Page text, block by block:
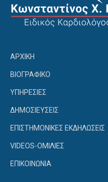
ΑΡΧΙΚΗ
ΒΙΟΓΡΑΦΙΚΟ
ΥΠΗΡΕΣΙΕΣ
ΔΗΜΟΣΙΕΥΣΕΙΣ
ΕΠΙΣΤΗΜΟΝΙΚΕΣ ΕΚΔΗΛΩΣΕΙΣ
VIDEOS-ΟΜΙΛΙΕΣ
ΕΠΙΚΟΙΝΩΝΙΑ